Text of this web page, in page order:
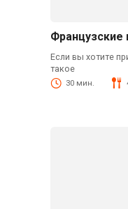
Если вы хотите
такое
30 мин.